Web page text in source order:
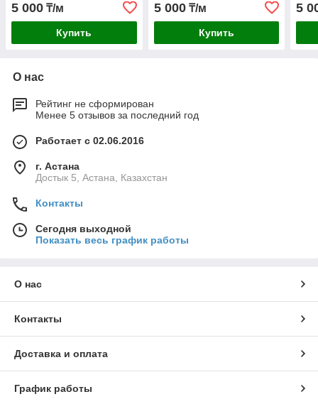
5 000 ₸/м
Купить
5 000₸/м
Купить
5
О нас
Рейтинг не сформирован
Менее 5 отзывов за последний год
Работает с 02.06.2016
г. Астана
Достык 5, Астана, Казахстан
Контакты
Сегодня выходной
Показать весь график работы
О нас
Контакты
Доставка и оплата
График работы